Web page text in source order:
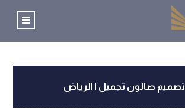
تصميم صالون تجميل | الرياض